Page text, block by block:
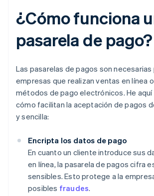
¿Cómo funciona
pasarela de pago?
Las pasarelas de pagos son necesarias
empresas que realizan ventas en línea
métodos de pago electrónicos. He aquí
cómo facilitan la aceptación de pagos
y sencilla:
Encripta los datos de pago
En cuanto un cliente introduce sus
en línea, la pasarela de pagos cifra
sensibles. Esto protege a la
posibles fraudes.